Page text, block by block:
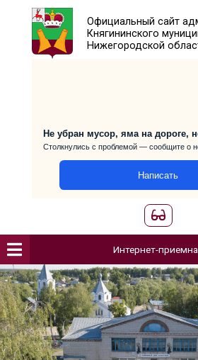
Официальный
Не убран мусор, яма на